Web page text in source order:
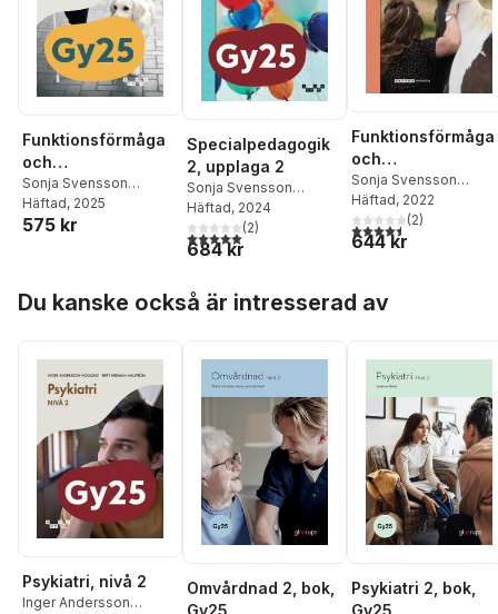
Funktionsförmåga
och
funktionsnedsättni
ng, nivå 1
Sonja Svensson
Höstfält
Häftad, 2025
575 kr
Specialpedagogik
2, upplaga 2
Sonja Svensson
Höstfält
Häftad, 2024
5,0utav 5 stjärnor. Totalt antal röster:
(2)
684 kr
Funktionsförmåga
och
ng 2
Sonja Svensson
Höstfält
Häftad, 2022
4,5utav 5 stjärnor.
(2)
644 kr
Du kanske också är intresserad av
Psykiatri, nivå 2
Inger Andersson
Omvårdnad 2, bok,
Gy25
Psykiatri 2, bok,
Gy25